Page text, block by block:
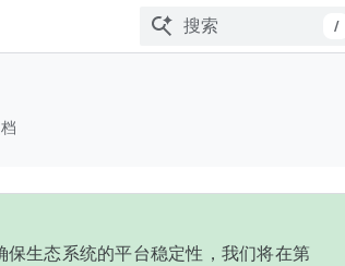
/
生态系统的平台稳定性，我们将在第